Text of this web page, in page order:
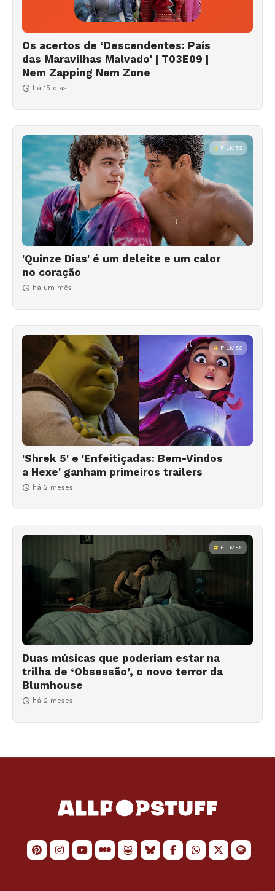
Os acertos de ‘Descendentes: País
das Maravilhas Malvado' | T03E09 |
Nem Zapping Nem Zone
há 15 dias
FILMES
'Quinze Dias' é um deleite e um calor
no coração
há um mês
FILMES
'Shrek 5' e 'Enfeitiçadas: Bem-Vindos
a Hexe' ganham primeiros trailers
há 2 meses
FILMES
Duas músicas que poderiam estar na
trilha de ‘Obsessão’, o novo terror da
Blumhouse
há 2 meses